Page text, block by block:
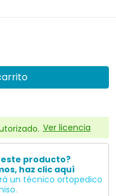
Ver licencia
este producto?
haz clic aquí
un técnico ortopedico